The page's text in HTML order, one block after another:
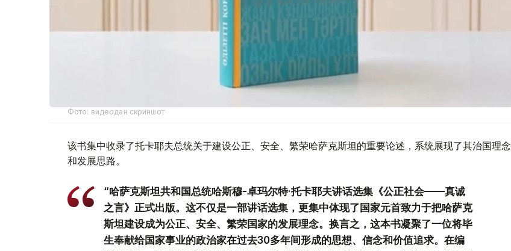
Фото: видеодан скриншот
该书集中收录了托卡耶夫总统关于建设公正、安全、繁荣哈萨克斯坦的重要论述，系统展现了其治国理念
和发展思路。
“哈萨克斯坦共和国总统哈斯穆-卓玛尔特·托卡耶夫讲话选集《公正社会——真诚
之言》正式出版。这不仅是一部讲话选集，更集中体现了国家元首致力于把哈萨克
斯坦建设成为公正、安全、繁荣国家的发展理念。换言之，这本书凝聚了一位将毕
生奉献给国家事业的政治家在过去30多年间形成的思想、信念和价值追求。在编